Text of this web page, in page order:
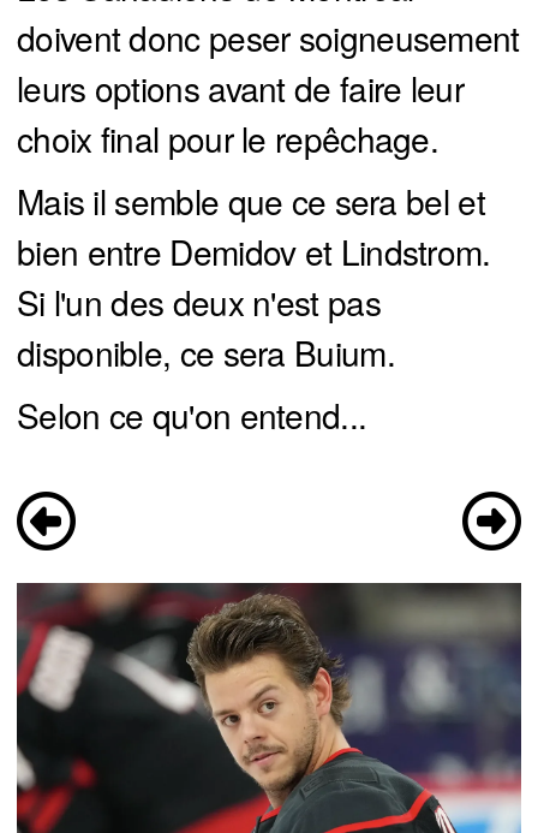
doivent donc peser soigneusement
leurs options avant de faire leur
choix final pour le repêchage.
Mais il semble que ce sera bel et
bien entre Demidov et Lindstrom.
Si l'un des deux n'est pas
disponible, ce sera Buium.
Selon ce qu'on entend...